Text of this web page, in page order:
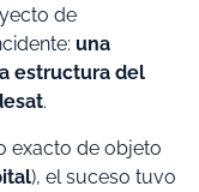
de
una
estructura del
.
exacto de objeto
), el suceso tuvo